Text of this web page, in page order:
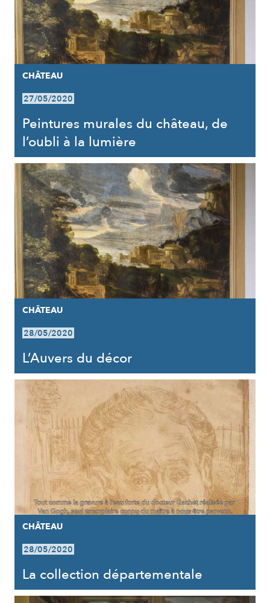
CHÂTEAU
27/05/2020
Peintures murales du château, de
l’oubli à la lumière
CHÂTEAU
28/05/2020
L’Auvers du décor
CHÂTEAU
28/05/2020
La collection départementale